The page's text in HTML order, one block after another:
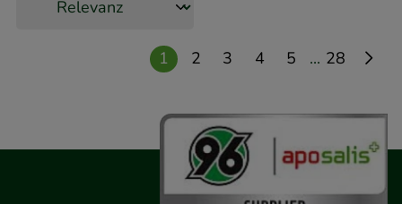
1 2 3 4 5 ... 28